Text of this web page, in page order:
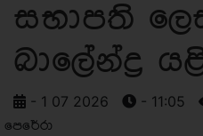
සභාපති
බාලේන්ද්‍ර
- 1 07 2026 - 11:05
පෙරේරා